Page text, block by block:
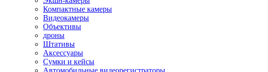
Компактные камеры
Видеокамеры
Объективы
дроны
Штативы
Аксессуары
Сумки и кейсы
Автомобильные видеорегистраторы